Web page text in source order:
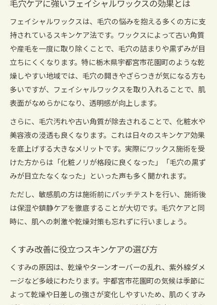
毛穴ケアに強いフェイシャルワックスの効果とは
フェイシャルワックスは、毛穴の悩みを抱える多くの方に支
持されているスキンケア法です。ワックスによって古い角質
や産毛を一度に取り除くことで、毛穴の詰まりや黒ずみが目
立ちにくくなります。特に栃木県宇都宮市花園町のような乾
燥しやすい地域では、毛穴の開きやざらつきが気になる方も
多いですが、フェイシャルワックスを取り入れることで、肌
表面がなめらかになり、透明感が向上します。
さらに、毛穴汚れや古い角質が除去されることで、化粧水や
美容液の浸透も良くなります。これは日々のスキンケア効果
を底上げする大きなメリットです。実際にワックス施術を受
けた方からは「化粧ノリが格段に良くなった」「毛穴の黒ず
みが目立たなくなった」といった声も多く聞かれます。
ただし、敏感肌の方は施術前にパッチテストを行い、施術後
は保湿や鎮静ケアを徹底することが大切です。毛穴ケアと同
時に、肌への刺激や乾燥対策も忘れずに行いましょう。
くすみ改善に役立つスキンケアの選び方
くすみの原因は、乾燥やターンオーバーの乱れ、紫外線ダメ
ージなど多岐にわたります。宇都宮市花園町の気候は季節に
よって乾燥や日差しの強さが変化しやすいため、肌のくすみ